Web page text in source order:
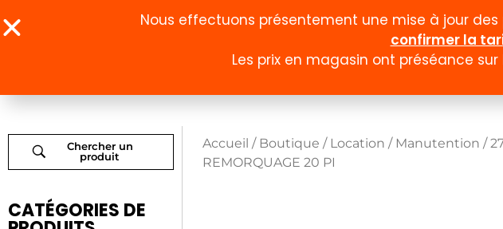
À propos Boutique Documentation
Chercher un
produit
CATÉGORIES DE
Accueil / Boutique / Location / Manutention /
REMORQUAGE 20 PI
Nous effectuons présentement une mise à jour des
confirmer la
Les prix en magasin ont préséance